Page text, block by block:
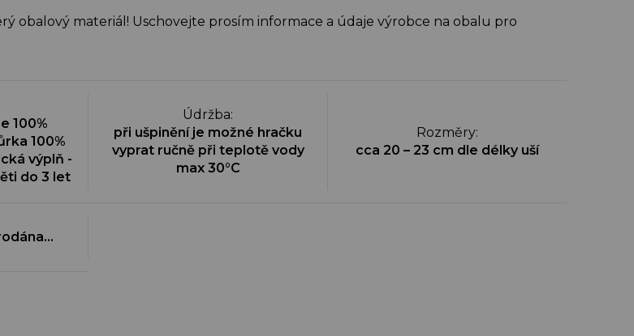
obalový materiál! Uschovejte prosím informace a údaje výrobce na obalu pro
100%
100%
výplň -
do 3 let
Údržba:
při ušpinění je možné hračku
vyprat ručně při teplotě vody
max 30°C
Rozměry:
cca 20 – 23 cm dle délky uší